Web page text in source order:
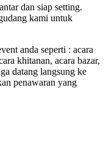
dan siap setting.
kami untuk
anda seperti : acara
khitanan, acara bazar,
datang langsung ke
penawaran yang